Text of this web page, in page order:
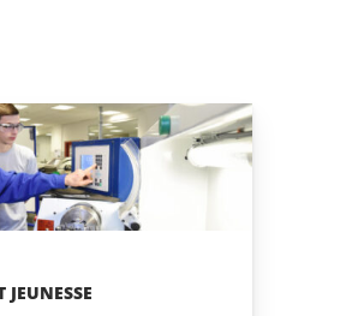
JEUNESSE